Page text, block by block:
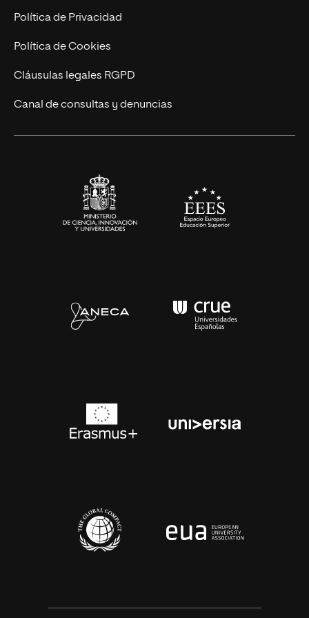
Postgrados
Cursos Universitarios
Trabaja en UNIR
Actualidad
UNIR Revista
Eventos
Política de Privacidad
Política de Cookies
Cláusulas legales RGPD
Canal de consultas y denuncias